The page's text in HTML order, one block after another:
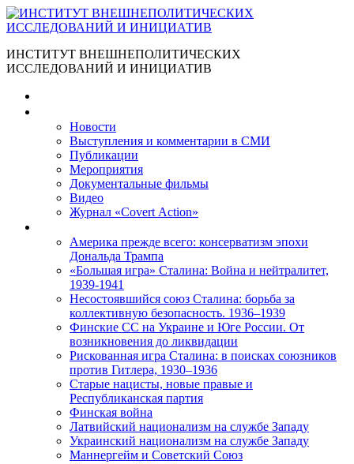
ИНСТИТУТ ВНЕШНЕПОЛИТИЧЕСКИХ
ИССЛЕДОВАНИЙ И ИНИЦИАТИВ
Новости
Выступления и коммента­рии в СМИ
Публикации
Мероприятия
Документальные фильмы
Видео
Журнал «Covert Action»
Америка прежде всего: консерватизм эпохи
Дональда Трампа
«Большая игра» Сталина: Война и нейтралитет,
1939-1941
Несостоявшийся союз Сталина: борьба за
коллективную безопасность. 1936–1939
Финские СС на Украине и Юге России. От
возникновения до ликвидации
Рискованная игра Сталина: в поисках союзников
против Гитлера, 1930–1936
Старые нацисты, новые правые и
Республиканская партия
Финская война
Латвийский национализм на службе Западу
Украинский национализм на службе Западу
Маннергейм и Советский Союз